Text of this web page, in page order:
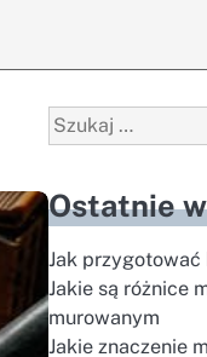
Szukaj:
Ostatnie
Jak
Jakie są różnice
murowanym
Jakie znaczenie